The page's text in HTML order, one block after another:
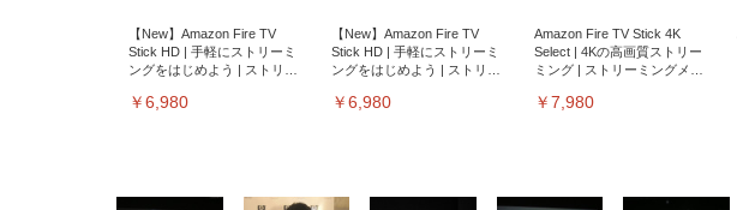
【New】Amazon Fire TV
Stick HD | 手軽にストリーミ
ングをはじめよう | ストリー
￥6,980
【New】Amazon Fire TV
Stick HD | 手軽にストリーミ
ングをはじめよう | ストリー
￥6,980
Amazon Fire TV Stick 4K
Select | 4Kの高画質ストリー
ミング | ストリーミングメデ
￥7,980